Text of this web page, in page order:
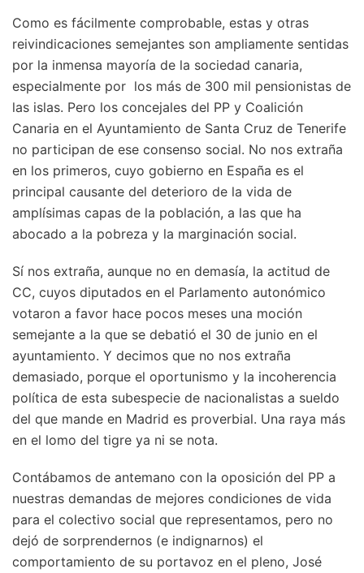
Como es fácilmente comprobable, estas y otras
reivindicaciones semejantes son ampliamente sentidas
por la inmensa mayoría de la sociedad canaria,
especialmente por los más de 300 mil pensionistas de
las islas. Pero los concejales del PP y Coalición
Canaria en el Ayuntamiento de Santa Cruz de Tenerife
no participan de ese consenso social. No nos extraña
en los primeros, cuyo gobierno en España es el
principal causante del deterioro de la vida de
amplísimas capas de la población, a las que ha
abocado a la pobreza y la marginación social.
Sí nos extraña, aunque no en demasía, la actitud de
CC, cuyos diputados en el Parlamento autonómico
votaron a favor hace pocos meses una moción
semejante a la que se debatió el 30 de junio en el
ayuntamiento. Y decimos que no nos extraña
demasiado, porque el oportunismo y la incoherencia
política de esta subespecie de nacionalistas a sueldo
del que mande en Madrid es proverbial. Una raya más
en el lomo del tigre ya ni se nota.
Contábamos de antemano con la oposición del PP a
nuestras demandas de mejores condiciones de vida
para el colectivo social que representamos, pero no
dejó de sorprendernos (e indignarnos) el
comportamiento de su portavoz en el pleno, José